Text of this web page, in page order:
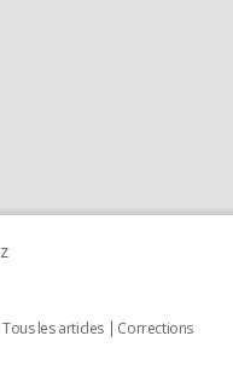
z
Tous les articles
Corrections